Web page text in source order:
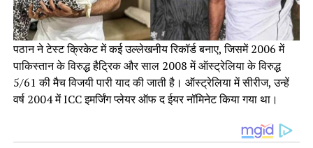
पठान ने टेस्ट क्रिकेट में कई उल्लेखनीय रिकॉर्ड बनाए, जिसमें 2006 में
पाकिस्तान के विरुद्ध हैट्रिक और साल 2008 में ऑस्ट्रेलिया के विरुद्ध
5/61 की मैच विजयी पारी याद की जाती है। ऑस्ट्रेलिया में सीरीज, उन्हें
वर्ष 2004 में ICC इमर्जिंग प्लेयर ऑफ द ईयर नॉमिनेट किया गया था।